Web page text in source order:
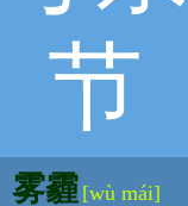
节
雾霾 [wù mái]